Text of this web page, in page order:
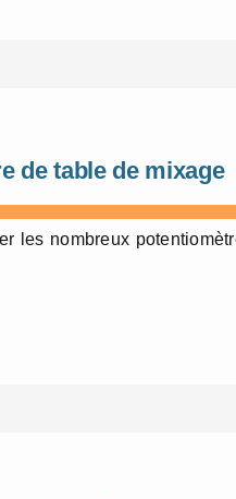
de table de mixage
les nombreux